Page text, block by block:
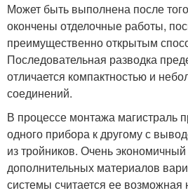
Может быть выполнена после
окончены отделочные работы,
преимущественно открытым
Последовательная разводка
отличается компактностью и
соединений.
В процессе монтажа магистраль
одного прибора к другому с
из тройников. Очень экономичный
дополнительных материалов
системы считается ее возможная